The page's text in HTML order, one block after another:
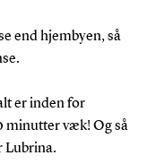
end hjembyen, så
er inden for
minutter væk! Og så
Lubrina.